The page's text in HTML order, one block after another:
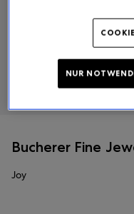
Bucherer Fine
Joy
NUR